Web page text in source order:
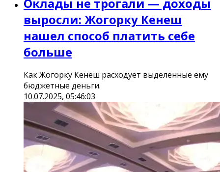
выросли: Жогорку Кенеш
нашел способ платить себе
больше
Как Жогорку Кенеш расходует выделенные ему
бюджетные деньги.
10.07.2025, 05:46:03